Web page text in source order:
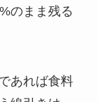
のまま残る
あれば食料